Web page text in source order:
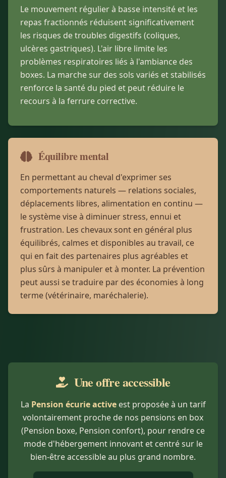
Le mouvement régulier à basse intensité et les
repas fractionnés réduisent significativement
les risques de troubles digestifs (coliques,
ulcères gastriques). L'air libre limite les
problèmes respiratoires liés à l'ambiance des
boxes. La marche sur des sols variés et stabilisés
renforce la santé du pied et peut réduire le
recours à la ferrure corrective.
Équilibre mental
En permettant au cheval d'exprimer ses
comportements naturels — relations sociales,
déplacements libres, alimentation en continu —
le système vise à diminuer stress, ennui et
frustration. Les chevaux sont en général plus
équilibrés, calmes et disponibles au travail, ce
qui en fait des partenaires plus agréables et
plus sûrs à manipuler et à monter. La prévention
peut aussi se traduire par des économies à long
terme (vétérinaire, maréchalerie).
Une offre accessible
La Pension écurie activeest proposée à un tarif
volontairement proche de nos pensions en box
(Pension boxe, Pension confort), pour rendre ce
mode d'hébergement innovant et centré sur le
bien-être accessible au plus grand nombre.